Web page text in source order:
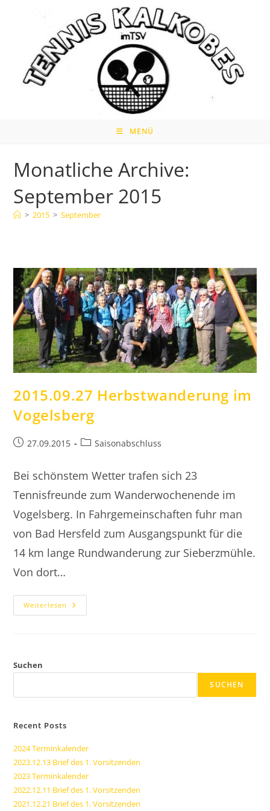
MENÜ
Monatliche Archive:
September 2015
> 2015 > September
2015.09.27 Herbstwanderung im
Vogelsberg
Beitrag27.09.2015
Beitrags-
Saisonabschluss
Bei schönstem Wetter trafen sich 23
Tennisfreunde zum Wanderwochenende im
Vogelsberg. In Fahrgemeinschaften fuhr man
von Bad Hersfeld zum Ausgangspunkt für die
14 km lange Rundwanderung zur Sieberzmühle.
Von dort…
Weiterlesen 2015.09.27
Herbstwanderung
Suchen
SUCHEN
Recent Posts
2024 Terminkalender
2023.12.13 Brief des 1. Vorsitzenden
2023 Terminkalender
2022.12.11 Brief des 1. Vorsitzenden
2021.12.21 Brief des 1. Vorsitzenden